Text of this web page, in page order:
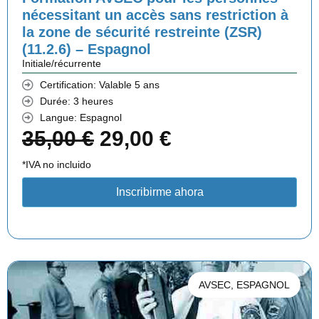
l
é
t
a
i
t
5
,
0
e
s
t
,
0
€
nécessitant un accès sans restriction à
la zone de sécurité restreinte (ZSR)
(11.2.6) – Espagnol
Initiale/récurrente
Certification: Valable 5 ans
Durée: 3 heures
Langue: Espagnol
35,00€ L
r
i
x
i
29,00 €
p
r
i
x
a
*IVA no incluido
Inscribirme ahora
AVSEC ESPAGNOL